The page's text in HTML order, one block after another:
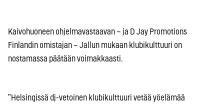
Kaivohuoneen ohjelmavastaavan – ja D Jay Promotions
Finlandin omistajan – Jallun mukaan klubikulttuuri on
nostamassa päätään voimakkaasti.
”Helsingissä dj-vetoinen klubikulttuuri vetää yöelämää